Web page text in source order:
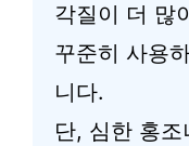
각질이 더 많
꾸준히 사용
니다.
단, 심한 홍